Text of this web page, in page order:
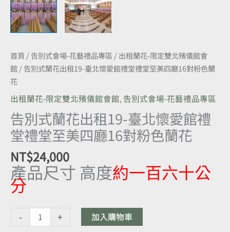
首頁 / 告別式會場-花藝禮品專區 / 出租蘭花-限定雙北殯儀館會
館/ 告別式蘭花出租19-臺北懷愛館禮堂禮堂至美四廳16對粉色蘭
花
出租蘭花-限定雙北殯儀館會館, 告別式會場-花藝禮品專區
告別式蘭花出租19-臺北懷愛館禮
堂禮堂至美四廳16對粉色蘭花
NT$24,000
產品尺寸 高度約一百六十公
分
-
堂
禮
堂
美
四
廳
16
粉
色
花
數
量
+ 加入購物車